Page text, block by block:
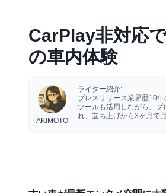
CarPlay非対応
の車内体験
AKIMOTO
ライター紹介:
プレスリリース業界歴10
ツールも活用しながら、
れ、立ち上げから3ヶ月で